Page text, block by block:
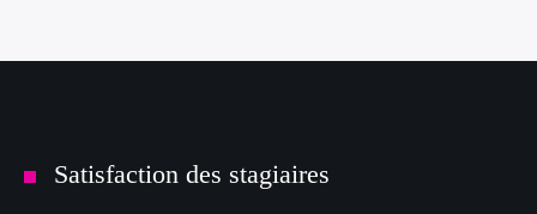
Satisfaction des stagiaires